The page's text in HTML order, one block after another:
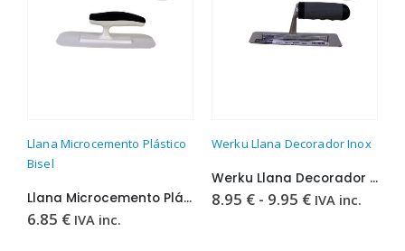
Llana Microcemento Plástico
Bisel
Llana Microcemento Plástico Bisel
6.85 € IVA inc.
Werku Llana Decorador Inox
Werku Llana Decorador Inox
8.95 € - 9.95 €Rango
IVA inc.